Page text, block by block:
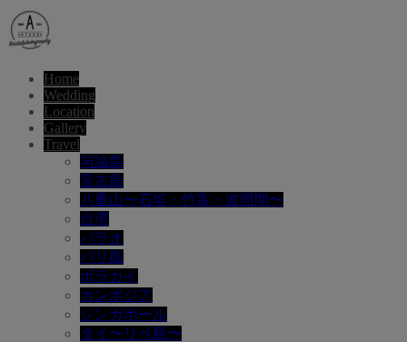
Home
Wedding
Location
Gallery
Travel
与論島
宮古島
八重山〜石垣・竹富・波照間〜
台湾
パラオ
バリ島
ボラカイ
カンボジア
シンガポール
タイ〜リペ島〜